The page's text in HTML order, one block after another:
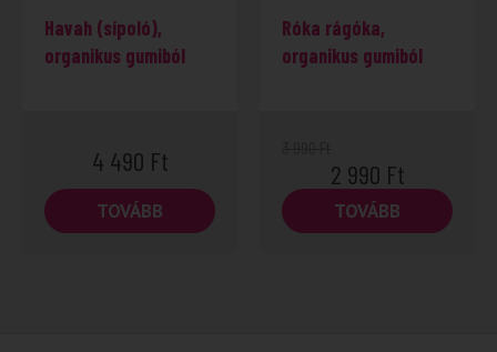
Havah (sípoló),
organikus gumiból
4 490 Ft
TOVÁBB
Róka rágóka,
organikus gumiból
2 990 Ft
TOVÁBB